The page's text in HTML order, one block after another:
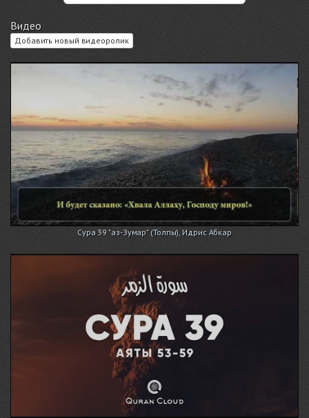
Видео
Добавить новый видеоролик
Сура 39 "аз-Зумар" (Толпы), Идрис Абкар